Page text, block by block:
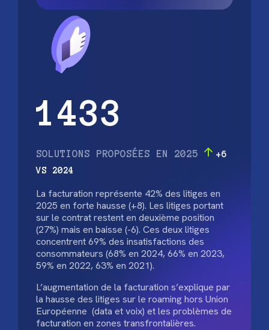
1433
SOLUTIONS PROPOSÉES EN 2025
+6
VS 2024
La facturation représente 42% des litiges en
2025 en forte hausse (+8). Les litiges portant
sur le contrat restent en deuxième position
(27%) mais en baisse (-6). Ces deux litiges
concentrent 69% des insatisfactions des
consommateurs (68% en 2024, 66% en 2023,
59% en 2022, 63% en 2021).
L’augmentation de la facturation s’explique par
la hausse des litiges sur le roaming hors Union
Européenne (data et voix) et les problèmes de
facturation en zones transfrontalières.